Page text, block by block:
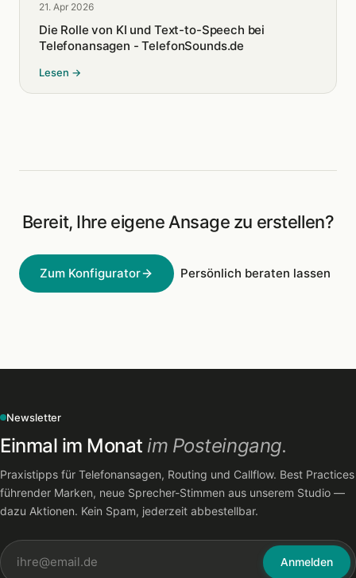
21. Apr 2026
Die Rolle von KI und Text-to-Speech bei
Telefonansagen - TelefonSounds.de
Lesen →
Bereit, Ihre eigene Ansage zu erstellen?
Zum Konfigurator Persönlich beraten lassen
Newsletter
Einmal im Monatim Posteingang.
Praxistipps für Telefonansagen, Routing und Callflow. Best Practices
führender Marken, neue Sprecher-Stimmen aus unserem Studio —
dazu Aktionen. Kein Spam, jederzeit abbestellbar.
Anmelden